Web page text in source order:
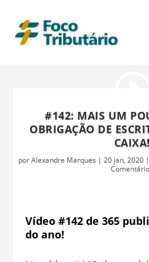
#142: MAIS UM
OBRIGAÇÃO DE
CAIXA!
porAlexandre Marques | 20 jan, 2020|
Vídeo #142 de 365
do ano!